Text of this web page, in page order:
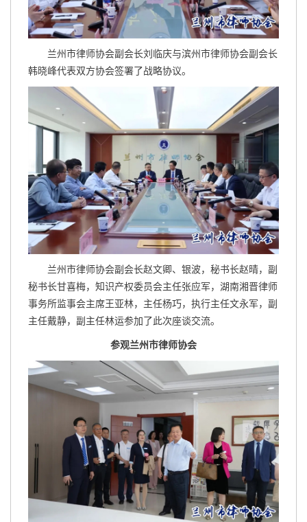
兰州市律师协会副会长刘临庆与滨州市律师协会副会长
韩晓峰代表双方协会签署了战略协议。
兰州市律师协会副会长赵文卿、银波，秘书长赵晴，副
秘书长甘喜梅，知识产权委员会主任张应军，湖南湘晋律师
事务所监事会主席王亚林，主任杨巧，执行主任文永军，副
主任戴静，副主任林运参加了此次座谈交流。
参观兰州市律师协会